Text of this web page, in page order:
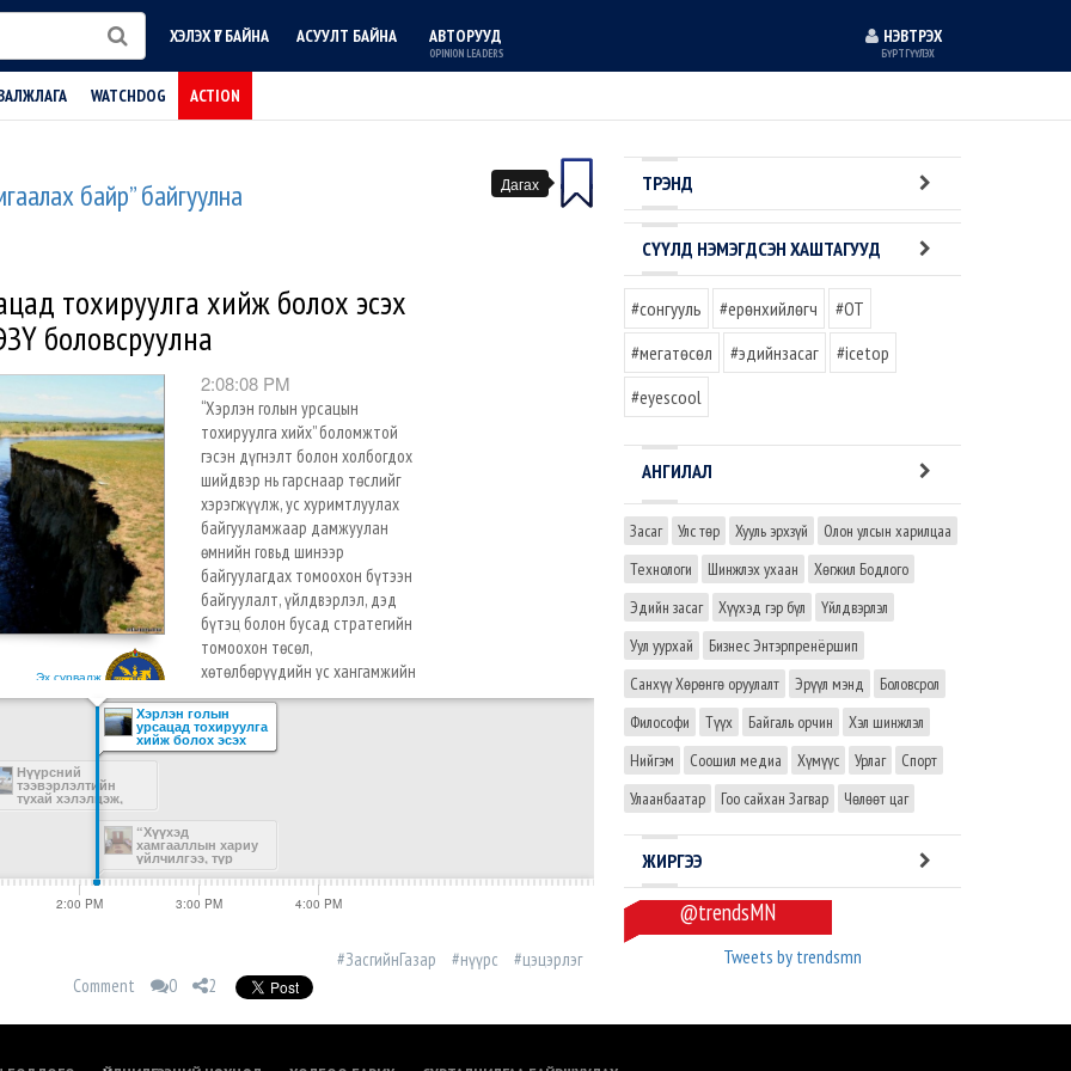
ХЭЛЭХ ҮГ БАЙНА АСУУЛТ БАЙНА АВТОРУУД
OPINION LEADERS
НЭВТРЭХ
БҮРТГҮҮЛЭХ
WATCHDOG ACTION
Дагах
байр” байгуулна
тохируулга хийж болох эсэх
боловсруулна
Эх сурвалж
2:08:08 PM
“Хэрлэн голын урсацын
тохируулга хийх” боломжтой
гэсэн дүгнэлт болон холбогдох
шийдвэр нь гарснаар төслийг
хэрэгжүүлж, ус хуримтлуулах
байгууламжаар дамжуулан
өмнийн говьд шинээр
байгуулагдах томоохон бүтээн
байгуулалт, үйлдвэрлэл, дэд
бүтэц болон бусад стратегийн
томоохон төсөл,
хөтөлбөрүүдийн ус хангамжийн
асуудлыг шийдвэрлэх, мөн
Хэрлэн голын урсац багасах,
бүр тасрах эрсдэл гарах үед ус
нөхцөлийг бүрдүүлнэ гэж үзэж
байна
Нүүрсний
тээвэрлэлтийн
тухай хэлэлцэж,
Цагаан хадны
болов “Хүүхэд
хамгааллын хариу
үйлчилгээ, түр
хамгаалах байр”
байгуулна
Хэрлэн голын
урсацад тохируулга
хийж болох эсэх
ТЭЗҮ боловсруулна
2:00 PM 3:00 PM 4:00 PM
#ЗасгийнГазар #нүүрс
#цэцэрлэг
Comment
0 2
ТРЭНД
СҮҮЛД НЭМЭГДСЭН ХАШТАГУУД
#сонгууль #ерөнхийлөгч
#OT
#мегатөсөл
#эдийнзасаг
#icetop
#eyescool
АНГИЛАЛ
Засаг Улс төр Хууль эрхзүй
Олон улсын харилцаа
Технологи
Шинжлэх ухаан
Хөгжил Бодлого
Эдийн засаг
Хүүхэд гэр бүл
Үйлдвэрлэл
Уул уурхай
Бизнес Энтэрпренёршип
Санхүү Хөрөнгө оруулалт
Эрүүл мэнд
Боловсрол
Философи
Түүх Байгаль орчин
Хэл шинжлэл
Нийгэм
Соошил медиа Хүмүүс Урлаг
Спорт
Улаанбаатар
Гоо сайхан Загвар Чөлөөт цаг
ЖИРГЭЭ
@trendsMN
Tweets by trendsmn